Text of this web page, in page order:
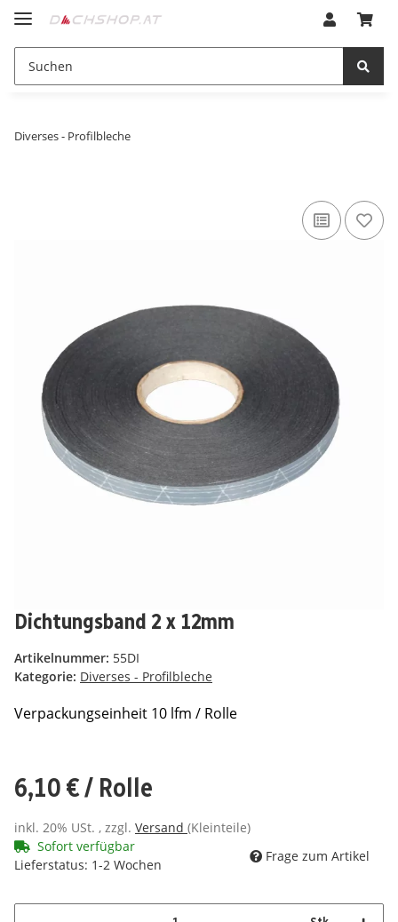
Diverses - Profilbleche
Dichtungsband 2 x 12mm
Artikelnummer: 55DI
Kategorie: Diverses - Profilbleche
Verpackungseinheit 10 lfm / Rolle
6,10 €/ Rolle
inkl. 20% USt. , zzgl. Versand (Kleinteile)
Sofort verfügbar
Lieferstatus: 1-2 Wochen
Frage zum Artikel